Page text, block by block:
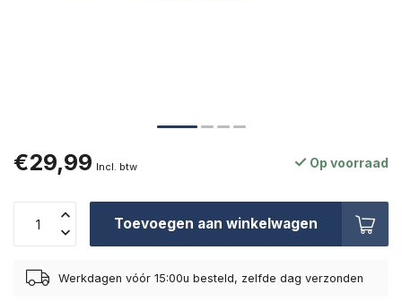
€29,99 Incl. btw Op voorraad
Toevoegen aan winkelwagen
Werkdagen vóór 15:00u besteld, zelfde dag verzonden